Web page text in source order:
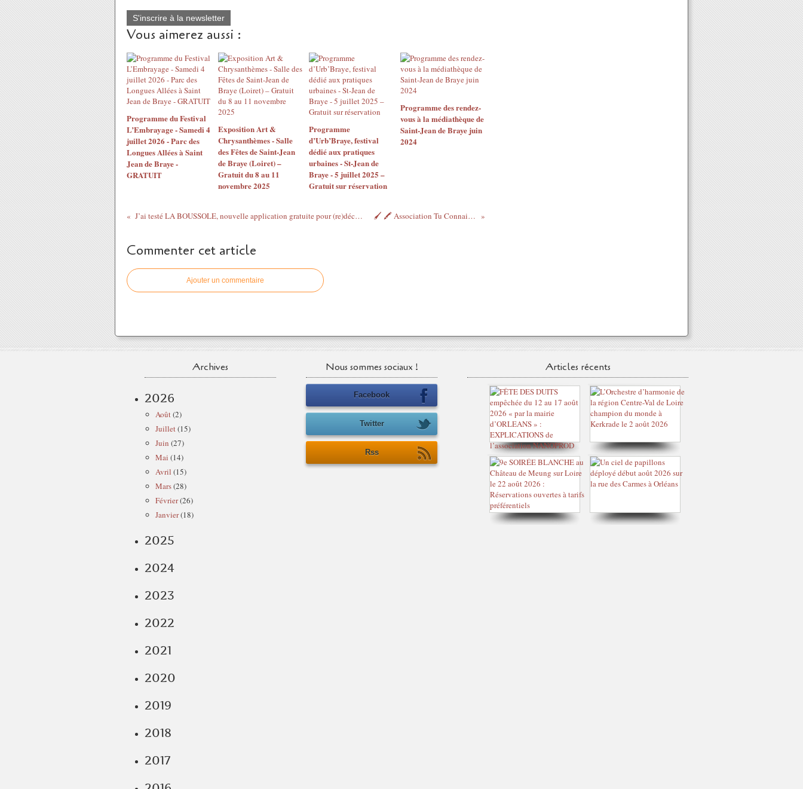
S'inscrire à la newsletter
Vous aimerez aussi :
Programme du Festival
L’Embrayage - Samedi 4
juillet 2026 - Parc des
Longues Allées à Saint
Jean de Braye -
GRATUIT
Exposition Art &
Chrysanthèmes - Salle
des Fêtes de Saint-Jean
de Braye (Loiret) –
Gratuit du 8 au 11
novembre 2025
Programme
d’Urb’Braye, festival
dédié aux pratiques
urbaines - St-Jean de
Braye - 5 juillet 2025 –
Gratuit sur réservation
Programme des rendez-
vous à la médiathèque de
Saint-Jean de Braye juin
2024
J’ai testé LA BOUSSOLE, nouvelle application gratuite pour (re)découvrir le Domaine de Chambord 🖌 🖍 Association Tu Connais la Nouvelle ?...
Commenter cet article
Ajouter un commentaire
Archives
2026
Août(2)
Juillet(15)
Juin (27)
Mai (14)
Avril (15)
Mars(28)
Février(26)
Janvier(18)
2025
2024
2023
2022
2021
2020
2019
2018
2017
Nous sommes sociaux !
Facebook
Twitter
Rss
Articles récents